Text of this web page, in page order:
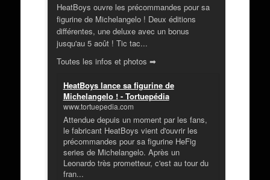
HeatBoys ouvre les précommandes pour sa
figurine de Michelangelo ! Deux éditions
différentes, une deluxe avec un bonus
jusqu'au 5 août ! Tic tac...
Toutes les infos et photos ➡
HeatBoys lance sa figurine de
Michelangelo ! - Tortuepédia
www.tortuepedia.com
Attendue depuis un moment par les fans,
le fabricant HeatBoys vient d'ouvrir les
précommandes pour sa figurine HeFig
series de Michelangelo. Après un
Leonardo très prometteur, c'est au tour du
fran...